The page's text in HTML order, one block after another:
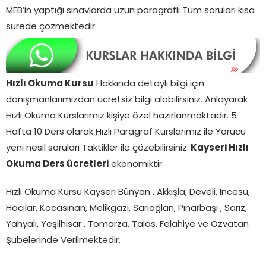
MEB’in yaptığı sınavlarda uzun paragraflı Tüm soruları kısa
sürede çözmektedir.
Hızlı Okuma Kursu Hakkında detaylı bilgi için
danışmanlarımızdan ücretsiz bilgi alabilirsiniz. Anlayarak
Hızlı Okuma Kurslarımız kişiye özel hazırlanmaktadır. 5
Hafta 10 Ders olarak Hızlı Paragraf Kurslarımız ile Yorucu
yeni nesil soruları Taktikler ile çözebilirsiniz. Kayseri Hızlı
Okuma Ders ücretleri ekonomiktir.
Hızlı Okuma Kursu Kayseri Bünyan , Akkışla, Develi, İncesu,
Hacılar, Kocasinan, Melikgazi, Sarıoğlan, Pınarbaşı , Sarız,
Yahyalı, Yeşilhisar , Tomarza, Talas, Felahiye ve Özvatan
Şubelerinde Verilmektedir.